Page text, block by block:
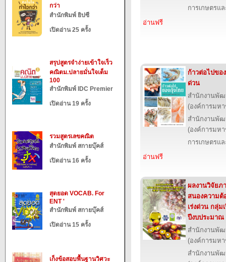
กว่า
สำนักพิมพ์ ยิปซี
เปิดอ่าน 25 ครั้ง
สรุปสูตรจำง่ายเข้าใจเร็ว
คณิตม.ปลายมั่นใจเต็ม
100
สำนักพิมพ์ IDC Premier
เปิดอ่าน 19 ครั้ง
รวมสูตรเลขคณิต
สำนักพิมพ์ สกายบุ๊คส์
เปิดอ่าน 16 ครั้ง
สุดยอด VOCAB. For
ENT '
สำนักพิมพ์ สกายบุ๊คส์
เปิดอ่าน 15 ครั้ง
เก็งข้อสอบพื้นฐานวิศวะ
การเกษตรแ
อ่านฟรี
ก้าวต่อไปขอ
ด่วน
สำนักงานพัฒ
(องค์การมห
สำนักงานพัฒ
(องค์การมห
การเกษตรแ
อ่านฟรี
ผลงานวิจัยภ
สนองความต้
เร่งด่วน กลุ่ม
ปีงบประมาณ
สำนักงานพัฒ
(องค์การมห
สำนักงานพัฒ